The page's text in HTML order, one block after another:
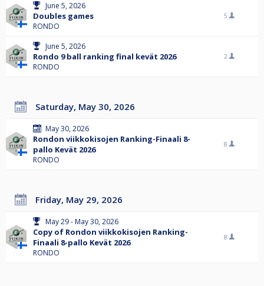
June 5, 2026
Doubles games
RONDO
5
June 5, 2026
Rondo 9 ball ranking final kevät 2026
RONDO
2
Saturday, May 30, 2026
May 30, 2026
Rondon viikkokisojen Ranking-Finaali 8-
pallo Kevät 2026
RONDO
8
Friday, May 29, 2026
May 29 - May 30, 2026
Copy of Rondon viikkokisojen Ranking-
Finaali 8-pallo Kevät 2026
RONDO
8